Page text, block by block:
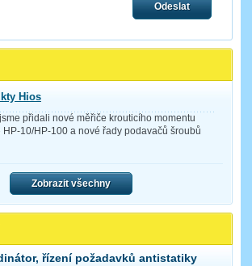
Odeslat
Hios
přidali nové měřiče krouticího momentu
HP-10/HP-100 a nové řady podavačů šroubů
Zobrazit všechny
řízení požadavků antistatiky